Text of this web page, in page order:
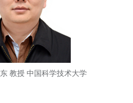
教授 中国科学技术大学